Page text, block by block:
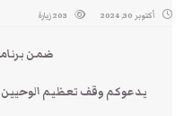
أكتوبر 30, 2024 203 زيارة
ضمن
يدعوكم وقف تعظيم الوحيين